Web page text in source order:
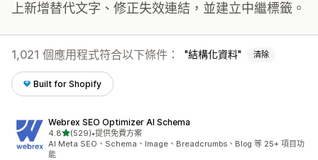
上新增替代文字、修正失效連結，並建立中繼標籤。
1,021 個應用程式符合以下條件： 結構化資料 清除
Built for Shopify
Webrex SEO Optimizer AI Schema
4.8滿分 5 顆星
(529)
共有 529 則評價
•提供免費方案
AI Meta SEO、Schema、Image、Breadcrumbs、Blog 等 25+ 項目功
能